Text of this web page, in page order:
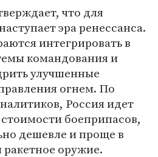
что для
эра ренессанса.
интегрировать в
командования и
улучшенные
огнем. По
Россия идет
боеприпасов,
дешевле и проще в
оружие.